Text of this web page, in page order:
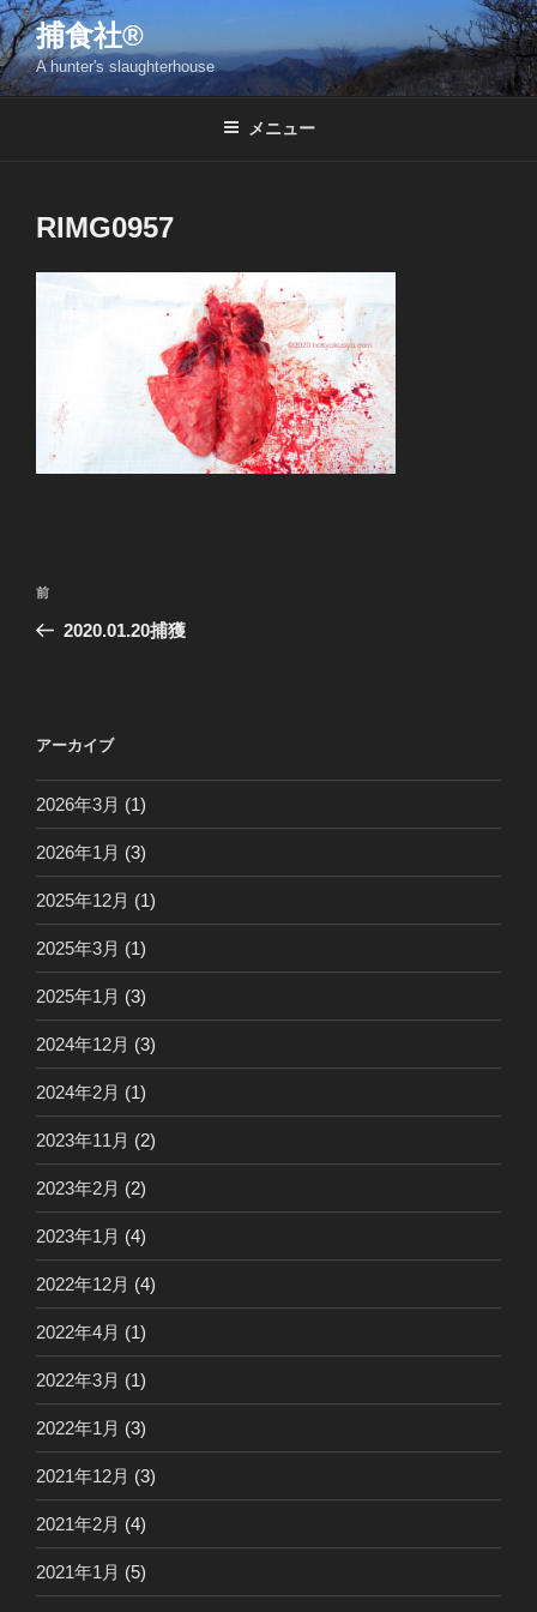
コ
ン
テ
ン
捕食社®
A hunter's slaughterhouse
メニュー
RIMG0957
投
ー
シ
ョ
ン
前
の
前
2020.01.20捕獲
アーカイブ
2026年3月 (1)
2026年1月 (3)
2025年12月 (1)
2025年3月 (1)
2025年1月 (3)
2024年12月 (3)
2024年2月 (1)
2023年11月 (2)
2023年2月 (2)
2023年1月 (4)
2022年12月 (4)
2022年4月 (1)
2022年3月 (1)
2022年1月 (3)
2021年12月 (3)
2021年2月 (4)
2021年1月 (5)